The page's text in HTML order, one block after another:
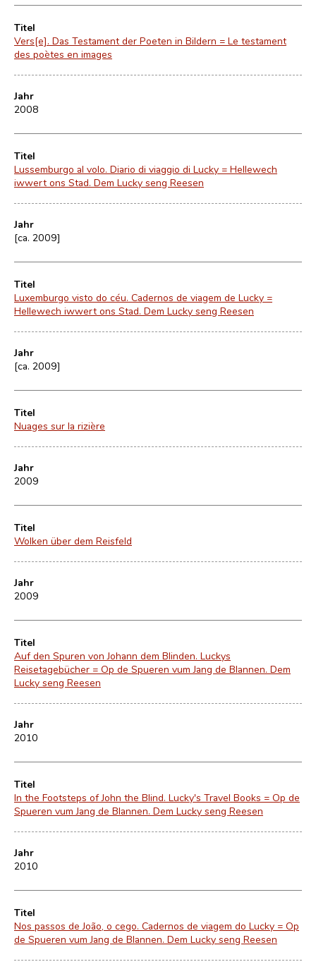
Titel
Vers[e]. Das Testament der Poeten in Bildern = Le testament
des poètes en images
Jahr
2008
Titel
Lussemburgo al volo. Diario di viaggio di Lucky = Hellewech
iwwert ons Stad. Dem Lucky seng Reesen
Jahr
[ca. 2009]
Titel
Luxemburgo visto do céu. Cadernos de viagem de Lucky =
Hellewech iwwert ons Stad. Dem Lucky seng Reesen
Jahr
[ca. 2009]
Titel
Nuages sur la rizière
Jahr
2009
Titel
Wolken über dem Reisfeld
Jahr
2009
Titel
Auf den Spuren von Johann dem Blinden. Luckys
Reisetagebücher = Op de Spueren vum Jang de Blannen. Dem
Lucky seng Reesen
Jahr
2010
Titel
In the Footsteps of John the Blind. Lucky's Travel Books = Op de
Spueren vum Jang de Blannen. Dem Lucky seng Reesen
Jahr
2010
Titel
Nos passos de João, o cego. Cadernos de viagem do Lucky = Op
de Spueren vum Jang de Blannen. Dem Lucky seng Reesen